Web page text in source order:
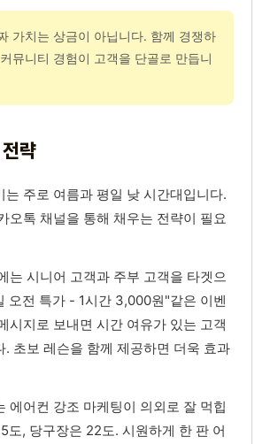
가치는 상금이 아닙니다. 함께 경쟁하
뮤니티 경험이 고객을 단골로 만듭니
략
는 주로 여름과 평일 낮 시간대입니다.
오톡 채널을 통해 채우는 전략이 필요
는 시니어 고객과 주부 고객을 타겟으
오전 특가 - 1시간 3,000원"같은 이벤
시지로 보내면 시간 여유가 있는 고객
. 초보 레슨을 함께 제공하면 더욱 효과
에어컨 강조 마케팅이 의외로 잘 먹힙
도, 당구장은 22도. 시원하게 한 판 어